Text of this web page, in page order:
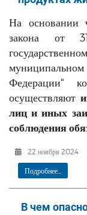
КОНКУРСЫ
ФОТОРЕПОРТАЖИ
КОНТАКТЫ
На основании
закона от
Федерации"
осуществляют
лиц и иных
соблюдения
22 ноября 2024
Подробнее...
В чем